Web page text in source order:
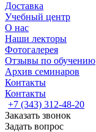
Доставка
Учебный центр
О нас
Наши лекторы
Фотогалерея
Отзывы по обучению
Архив семинаров
Контакты
Контакты
+7 (343) 312-48-20
Заказать звонок
Задать вопрос